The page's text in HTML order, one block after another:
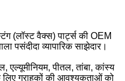
(लॉस्ट वैक्स) पार्ट्स की OEM
पसंदीदा व्यापारिक साझेदार।
पीतल, तांबा, कांस्य
ग्राहकों की आवश्यकताओं को